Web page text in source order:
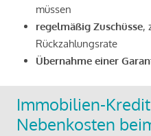
müssen
regelmäßig Zuschüsse,
Rückzahlungsrate
Übernahme einer
Immobilien-
Nebenkosten